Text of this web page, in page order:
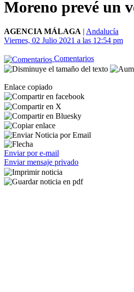
Moreno prevé un
AGENCIA MÁLAGA | Andalucía
Viernes, 02 Julio 2021 a las 12:54 pm
Comentarios
Enlace copiado
Enviar por e-mail
Enviar mensaje privado